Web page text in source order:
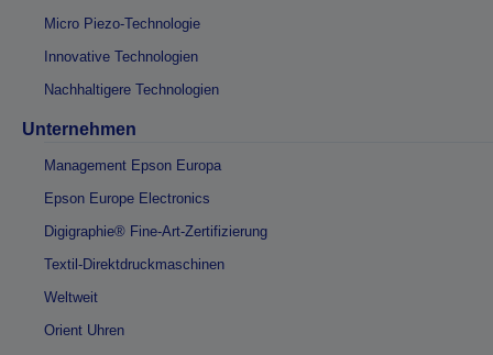
Micro Piezo-Technologie
Innovative Technologien
Nachhaltigere Technologien
Unternehmen
Management Epson Europa
Epson Europe Electronics
Digigraphie® Fine-Art-Zertifizierung
Textil-Direktdruckmaschinen
Weltweit
Orient Uhren